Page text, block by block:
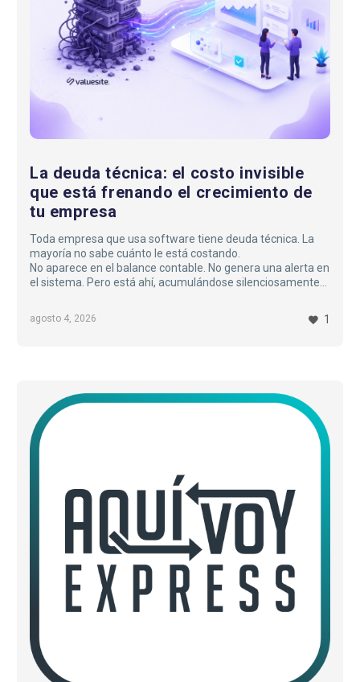
frenando
el
crecimiento
de
agosto 4, 2026
La deuda técnica: el costo invisible
que está frenando el crecimiento de
tu empresa
Toda empresa que usa software tiene deuda técnica. La
mayoría no sabe cuánto le está costando.
No aparece en el balance contable. No genera una alerta en
el sistema. Pero está ahí, acumulándose silenciosamente
documentarla, cada vez que se parchea un error en lugar
1
Rediseño
Evolución
de
experiencia
y
fortalecimiento
del
producto